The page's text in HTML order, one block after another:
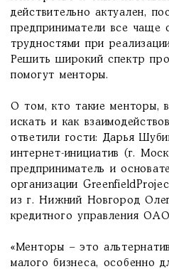
действительно актуален,
предприниматели все чаще
трудностями при
Решить широкий спектр
помогут менторы.
О том, кто такие менторы,
искать и как
ответили гости: Дарья
интернет-инициатив (г.
предприниматель и
организации
из г. Нижний Новгород
кредитного управления
«Менторы – это
малого бизнеса, особенно